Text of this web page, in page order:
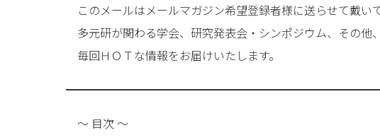
このメールはメールマガジン希望登録者様に送らせて戴い
多元研が関わる学会、研究発表会・シンポジウム、その他、
毎回ＨＯＴな情報をお届けいたします。
～ 目次 ～